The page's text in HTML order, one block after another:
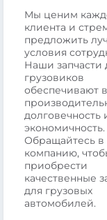
Мы ценим
клиента и
предложить
условия
Наши запчасти
грузовиков
обеспечивают
долговечность
экономичность.
Обращайтесь
компанию,
приобрести
качественные
для грузовых
автомобилей.